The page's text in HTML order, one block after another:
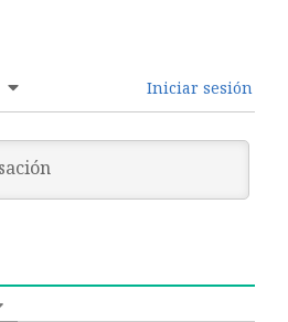
Iniciar sesión